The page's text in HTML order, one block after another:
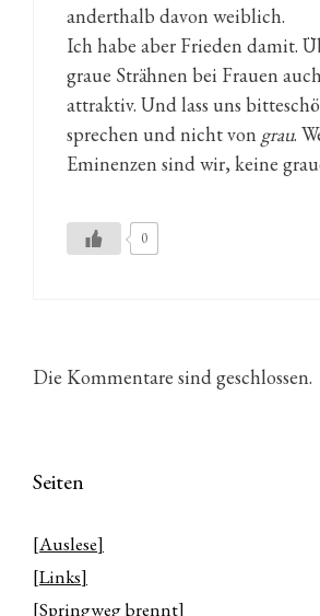
anderthalb davon weiblich.
Ich habe aber Frieden damit.
graue Strähnen bei Frauen
attraktiv. Und lass uns
sprechen und nicht von grau.
Eminenzen sind wir, keine
0
Die Kommentare sind geschlossen.
Seiten
[Auslese]
[Links]
[Springweg brennt]